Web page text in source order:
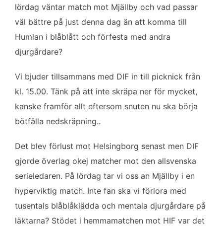
k
n
lördag väntar match mot Mjällby och vad passar
väl bättre på just denna dag än att komma till
Humlan i blåblått och förfesta med andra
djurgårdare?
Vi bjuder tillsammans med DIF in till picknick från
kl. 15.00. Tänk på att inte skräpa ner för mycket,
kanske framför allt eftersom snuten nu ska börja
bötfälla nedskräpning..
Det blev förlust mot Helsingborg senast men DIF
gjorde överlag okej matcher mot den allsvenska
serieledaren. På lördag tar vi oss an Mjällby i en
hyperviktig match. Inte fan ska vi förlora med
tusentals blåblåklädda och mentala djurgårdare på
läktarna? Stödet i hemmamatchen mot HIF var det